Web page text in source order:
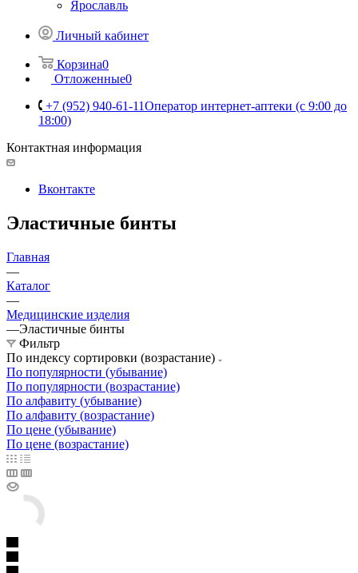
Ярославль
Личный кабинет
Корзина0
Отложенные0
+7 (952) 940-61-11Оператор интернет-аптеки (с 9:00 до
18:00)
Контактная информация
Вконтакте
Эластичные бинты
Главная
—
Каталог
—
Медицинские изделия
—Эластичные бинты
Фильтр
По индексу сортировки (возрастание)
По популярности (убывание)
По популярности (возрастание)
По алфавиту (убывание)
По алфавиту (возрастание)
По цене (убывание)
По цене (возрастание)